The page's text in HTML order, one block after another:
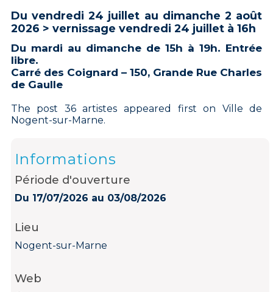
Du vendredi 24 juillet au dimanche 2 août
2026 > vernissage vendredi 24 juillet à 16h
Du mardi au dimanche de 15h à 19h. Entrée
libre.
Carré des Coignard – 150, Grande Rue Charles
de Gaulle
The post 36 artistes appeared first on Ville de
Nogent-sur-Marne.
Informations
Période d'ouverture
Du 17/07/2026 au 03/08/2026
Lieu
Nogent-sur-Marne
Web